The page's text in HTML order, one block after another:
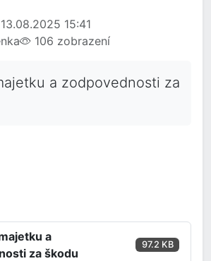
15:41
106 zobrazení
a zodpovednosti za
a
za škodu
97.2 KB